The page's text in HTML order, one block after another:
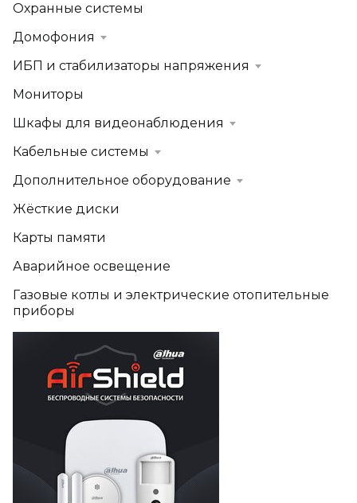
Охранные системы
Домофония
ИБП и стабилизаторы напряжения
Мониторы
Шкафы для видеонаблюдения
Кабельные системы
Дополнительное оборудование
Жёсткие диски
Карты памяти
Аварийное освещение
Газовые котлы и электрические отопительные
приборы